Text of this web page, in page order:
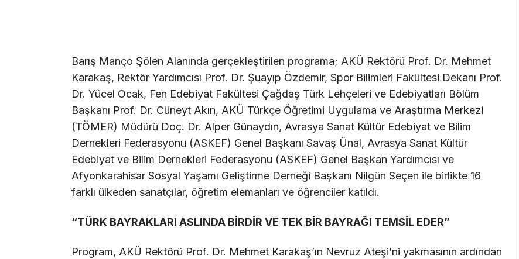
Barış Manço Şölen Alanında gerçekleştirilen programa; AKÜ Rektörü Prof. Dr. Mehmet
Karakaş, Rektör Yardımcısı Prof. Dr. Şuayıp Özdemir, Spor Bilimleri Fakültesi Dekanı Prof.
Dr. Yücel Ocak, Fen Edebiyat Fakültesi Çağdaş Türk Lehçeleri ve Edebiyatları Bölüm
Başkanı Prof. Dr. Cüneyt Akın, AKÜ Türkçe Öğretimi Uygulama ve Araştırma Merkezi
(TÖMER) Müdürü Doç. Dr. Alper Günaydın, Avrasya Sanat Kültür Edebiyat ve Bilim
Dernekleri Federasyonu (ASKEF) Genel Başkanı Savaş Ünal, Avrasya Sanat Kültür
Edebiyat ve Bilim Dernekleri Federasyonu (ASKEF) Genel Başkan Yardımcısı ve
Afyonkarahisar Sosyal Yaşamı Geliştirme Derneği Başkanı Nilgün Seçen ile birlikte 16
farklı ülkeden sanatçılar, öğretim elemanları ve öğrenciler katıldı.
“TÜRK BAYRAKLARI ASLINDA BİRDİR VE TEK BİR BAYRAĞI TEMSİL EDER”
Program, AKÜ Rektörü Prof. Dr. Mehmet Karakaş’ın Nevruz Ateşi’ni yakmasının ardından